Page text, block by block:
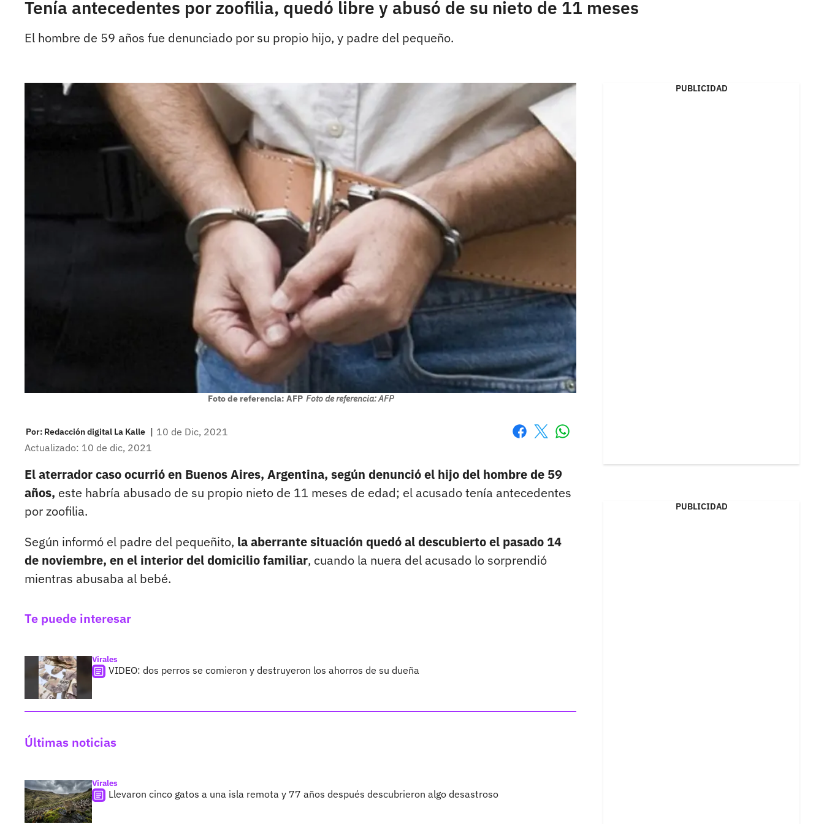
Tenía antecedentes por zoofilia, quedó libre y abusó de su nieto de 11 meses
El hombre de 59 años fue denunciado por su propio hijo, y padre del pequeño.
Foto de referencia: AFP Foto de referencia: AFP
Por: Redacción digital La Kalle | 10 de Dic, 2021
Actualizado: 10 de dic, 2021
El aterrador caso ocurrió en Buenos Aires, Argentina, según denunció el hijo del hombre de 59
años, este habría abusado de su propio nieto de 11 meses de edad; el acusado tenía antecedentes
por zoofilia.
Según informó el padre del pequeñito, la aberrante situación quedó al descubierto el pasado 14
de noviembre, en el interior del domicilio familiar, cuando la nuera del acusado lo sorprendió
mientras abusaba al bebé.
Te puede interesar
Virales
VIDEO: dos perros se comieron y destruyeron los ahorros de su dueña
Últimas noticias
Virales
Llevaron cinco gatos a una isla remota y 77 años después descubrieron algo desastroso
PUBLICIDAD
PUBLICIDAD